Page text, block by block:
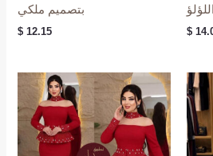
بتصميم ملكي
$ 12.15 $